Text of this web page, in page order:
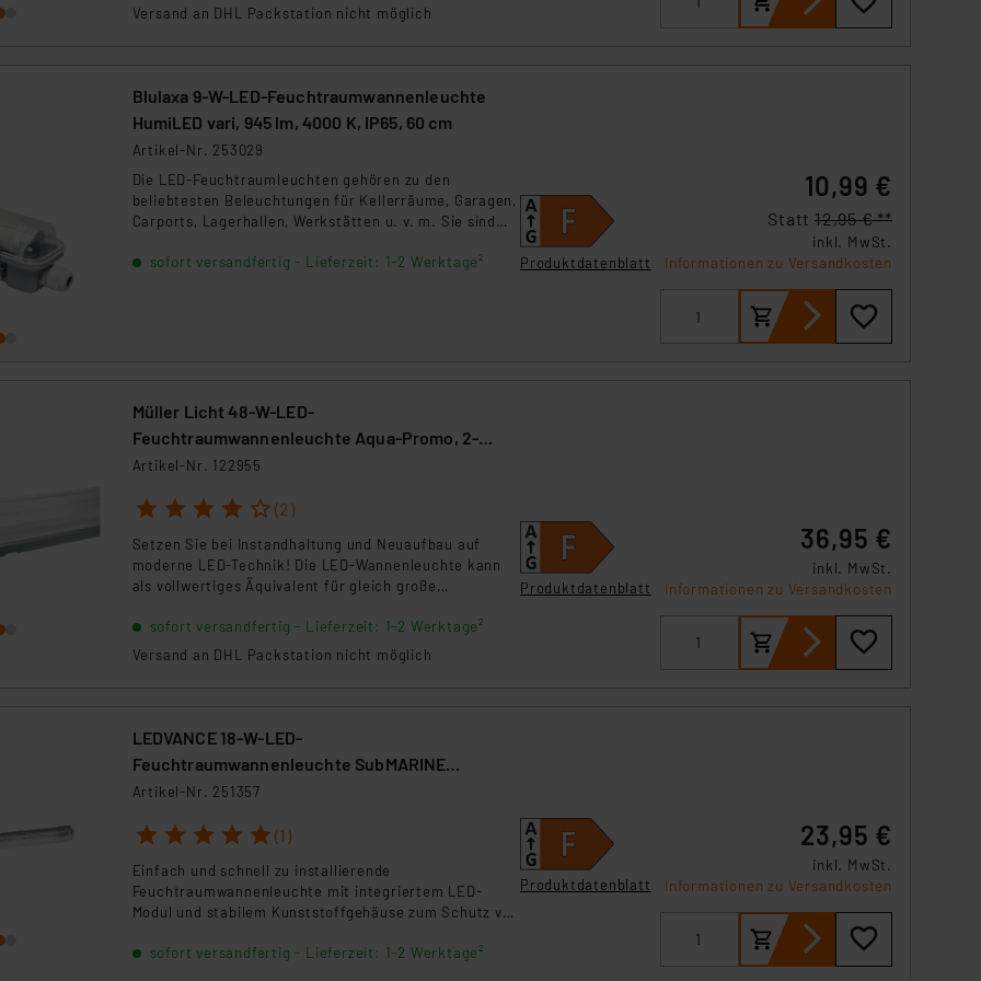
der EU. Dies bedeutet, dass die USA als Land mit unzureichendem
strapazierfähig und haben damit gegenüber
Feuchtraumleuchten mit herkömmlichen
Versand an DHL Packstation nicht möglich
Blulaxa 9-W-LED-Feuchtraumwannenleuchte
HumiLED vari, 945 lm, 4000 K, IP65, 60 cm
Artikel-Nr. 253029
Die LED-Feuchtraumleuchten gehören zu den
beliebtesten Beleuchtungen für Kellerräume, Garagen,
Carports, Lagerhallen, Werkstätten u. v. m. Sie sind
(IP65) und langlebigem Kunststoffgehäuse, äußerst
sofort versandfertig - Lieferzeit: 1-2 Werktage² Produktdatenblatt
10,99 €
Statt 12,95 € **
inkl. MwSt.
Informationen zu Versandkosten
Müller Licht 48-W-LED-
Feuchtraumwannenleuchte Aqua-Promo, 2-
flammig, 4400 lm, 4000 K, IP65, 150 cm
Artikel-Nr. 122955
1 2 3 4 5 (2)
Setzen Sie bei Instandhaltung und Neuaufbau auf
moderne LED-Technik! Die LED-Wannenleuchte kann
als vollwertiges Äquivalent für gleich große
vermeidet deren typische Nachteile.
sofort versandfertig - Lieferzeit: 1-2 Werktage²
Versand an DHL Packstation nicht möglich
Produktdatenblatt
36,95 €
inkl. MwSt.
Informationen zu Versandkosten
LEDVANCE 18-W-LED-
Feuchtraumwannenleuchte SubMARINE
Integrated, 1500 lm, 4000 K, IP65, 60 cm
Artikel-Nr. 251357
1 2 3 4 5 (1)
Einfach und schnell zu installierende
Feuchtraumwannenleuchte mit integriertem LED-
Modul und stabilem Kunststoffgehäuse zum Schutz vor
homogenes Licht in beispielsweise der Garage,
sofort versandfertig - Lieferzeit: 1-2 Werktage²
Produktdatenblatt
23,95 €
inkl. MwSt.
Informationen zu Versandkosten